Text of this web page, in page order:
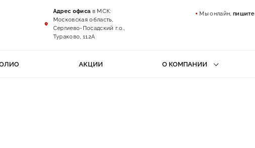
Адрес офиса в МСК:
Московская область,
Сергиево-Посадский г.о.,
Тураково, 112А
Мы онлайн,пишите
АКЦИИ О КОМПАНИИ